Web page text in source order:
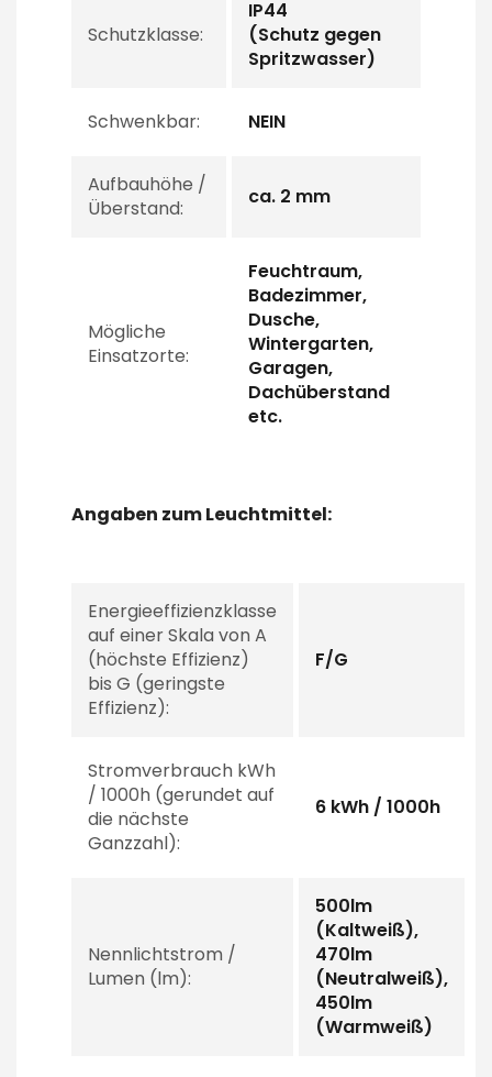
Schutzklasse:
IP44
(Schutz gegen
Spritzwasser)
Schwenkbar: NEIN
Aufbauhöhe /
Überstand:
ca. 2 mm
Mögliche
Einsatzorte:
Feuchtraum,
Badezimmer,
Dusche,
Wintergarten,
Garagen,
Dachüberstand
etc.
Angaben zum Leuchtmittel:
Energieeffizienzklasse
auf einer Skala von A
(höchste Effizienz)
bis G (geringste
Effizienz):
F/G
Stromverbrauch kWh
/ 1000h (gerundet auf
die nächste
Ganzzahl):
6 kWh / 1000h
Nennlichtstrom /
Lumen (lm):
500lm
(Kaltweiß),
470lm
(Neutralweiß),
450lm
(Warmweiß)